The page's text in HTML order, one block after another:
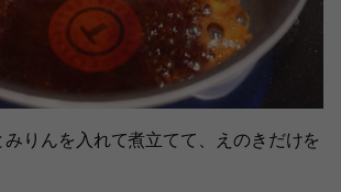
りんを入れて煮立てて、えのきだけを